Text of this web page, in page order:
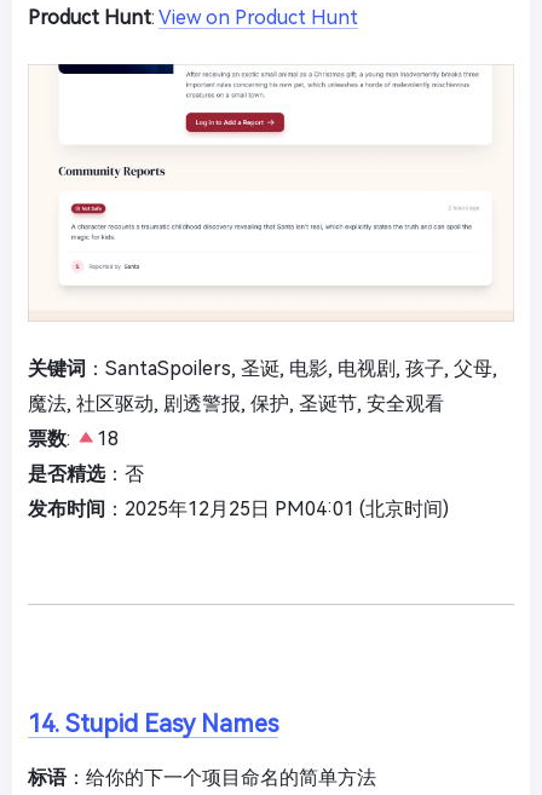
Product Hunt: View on Product Hunt
关键词 ：SantaSpoilers, 圣诞, 电影, 电视剧, 孩子, 父母,
魔法, 社区驱动, 剧透警报, 保护, 圣诞节, 安全观看
票数:
18
是否精选：否
发布时间 ：2025年12月25日 PM04:01 (北京时间)
14. Stupid Easy Names
标语：给你的下一个项目命名的简单方法